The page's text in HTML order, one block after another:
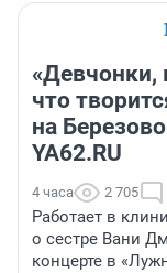
«Девчонки,
что
на
YA62.RU
4 часа 2 705
Работает в
о сестре Вани
концерте в